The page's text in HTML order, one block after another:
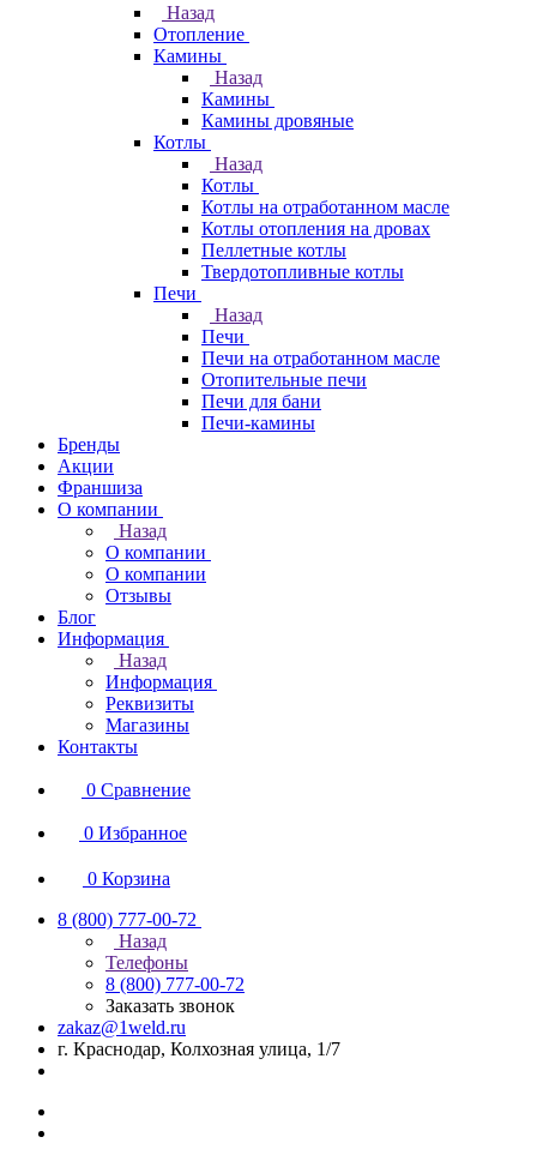
Назад
Отопление
Камины
Назад
Камины
Камины дровяные
Котлы
Назад
Котлы
Котлы на отработанном масле
Котлы отопления на дровах
Пеллетные котлы
Твердотопливные котлы
Печи
Назад
Печи
Печи на отработанном масле
Отопительные печи
Печи для бани
Печи-камины
Бренды
Акции
Франшиза
О компании
Назад
О компании
О компании
Отзывы
Блог
Информация
Назад
Информация
Реквизиты
Магазины
Контакты
0 Сравнение
0 Избранное
0 Корзина
8 (800) 777-00-72
Назад
Телефоны
8 (800) 777-00-72
Заказать звонок
zakaz@1weld.ru
г. Краснодар, Колхозная улица, 1/7